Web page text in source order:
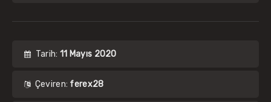
Tarih: 11 Mayıs 2020
Çeviren: ferex28